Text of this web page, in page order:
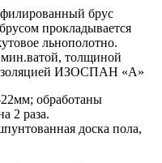
брус
прокладывается
льнополотно.
толщиной
ИЗОСПАН «А»
22мм; обработаны
2 раза.
доска пола,